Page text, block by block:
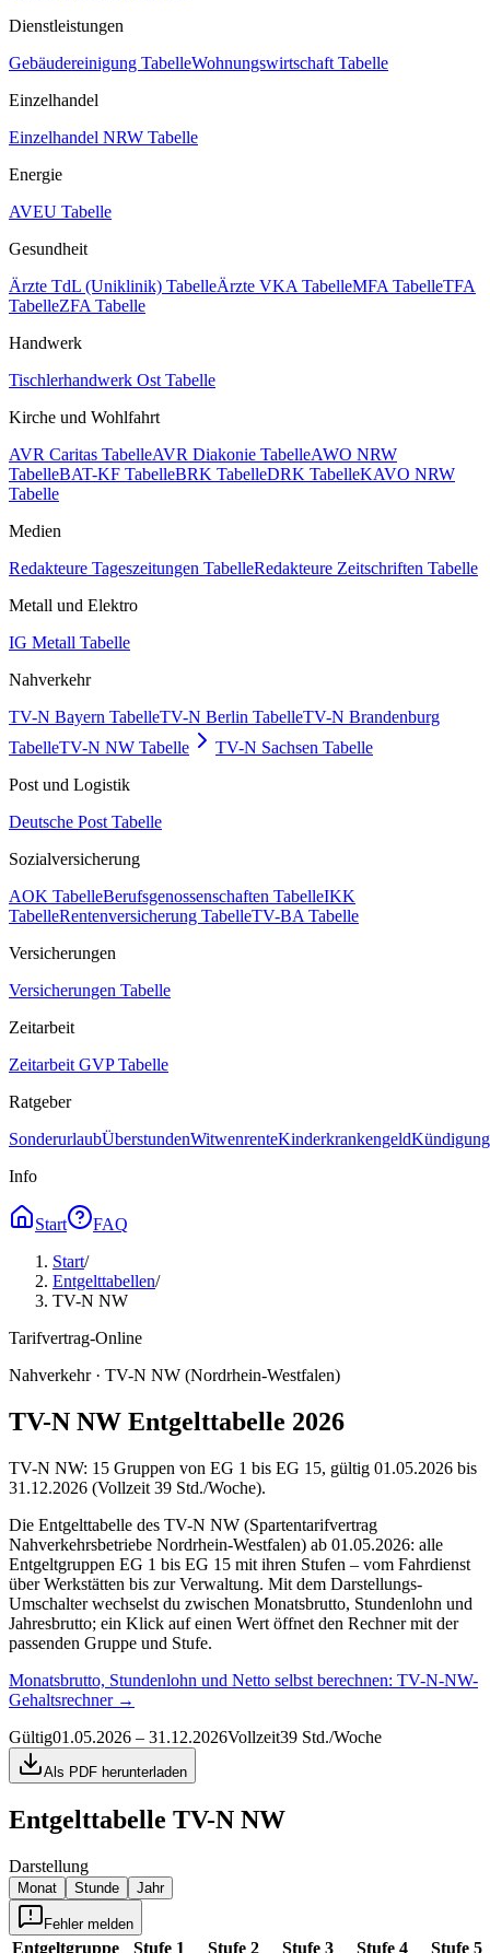
Dienstleistungen
Gebäudereinigung TabelleWohnungswirtschaft Tabelle
Einzelhandel
Einzelhandel NRW Tabelle
Energie
AVEU Tabelle
Gesundheit
Ärzte TdL (Uniklinik) TabelleÄrzte VKA TabelleMFA TabelleTFA
TabelleZFA Tabelle
Handwerk
Tischlerhandwerk Ost Tabelle
Kirche und Wohlfahrt
AVR Caritas TabelleAVR Diakonie TabelleAWO NRW
TabelleBAT-KF TabelleBRK TabelleDRK TabelleKAVO NRW
Tabelle
Medien
Redakteure Tageszeitungen TabelleRedakteure Zeitschriften Tabelle
Metall und Elektro
IG Metall Tabelle
Nahverkehr
TV-N Bayern TabelleTV-N Berlin TabelleTV-N Brandenburg
TabelleTV-N NW Tabelle
TV-N Sachsen Tabelle
Post und Logistik
Deutsche Post Tabelle
Sozialversicherung
AOK TabelleBerufsgenossenschaften TabelleIKK
TabelleRentenversicherung TabelleTV-BA Tabelle
Versicherungen
Versicherungen Tabelle
Zeitarbeit
Zeitarbeit GVP Tabelle
Ratgeber
SonderurlaubÜberstundenWitwenrenteKinderkrankengeld
Info
Start
FAQ
Start/
Entgelttabellen/
TV-N NW
Tarifvertrag-Online
Nahverkehr · TV-N NW (Nordrhein-Westfalen)
TV-N NW Entgelttabelle 2026
TV-N NW: 15 Gruppen von EG 1 bis EG 15, gültig 01.05.2026 bis
31.12.2026 (Vollzeit 39 Std./Woche).
Die Entgelttabelle des TV-N NW (Spartentarifvertrag
Nahverkehrsbetriebe Nordrhein-Westfalen) ab 01.05.2026: alle
Entgeltgruppen EG 1 bis EG 15 mit ihren Stufen – vom Fahrdienst
über Werkstätten bis zur Verwaltung. Mit dem Darstellungs-
Umschalter wechselst du zwischen Monatsbrutto, Stundenlohn und
Jahresbrutto; ein Klick auf einen Wert öffnet den Rechner mit der
passenden Gruppe und Stufe.
Monatsbrutto, Stundenlohn und Netto selbst berechnen: TV-N-NW-
Gehaltsrechner→
Gültig01.05.2026 – 31.12.2026Vollzeit39 Std./Woche
Als PDF herunterladen
Entgelttabelle TV-N NW
Darstellung
Monat Stunde Jahr
Fehler melden
Entgeltgruppe Stufe 1 Stufe 2 Stufe 3 Stufe 4 Stufe 5